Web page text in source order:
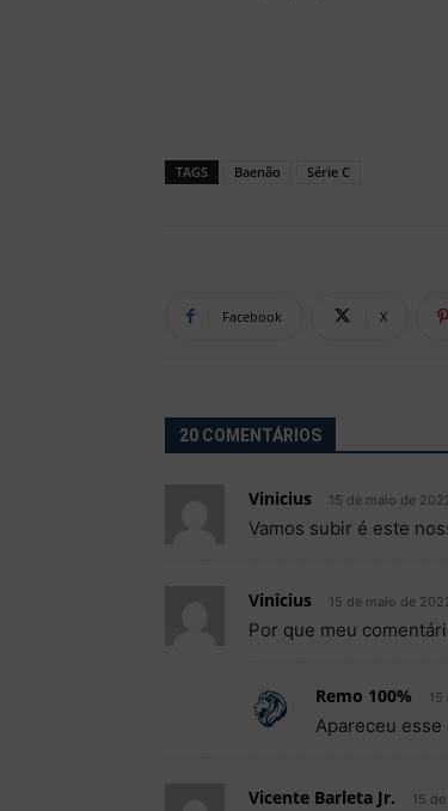
TAGS Baenão Série C
Facebook X
20 COMENTÁRIOS
Vinicius 15 de maio de
Vamos subir é este
Vinicius 15 de maio de
Por que meu
Remo 100%
Apareceu esse
Vicente Barleta Jr. 15